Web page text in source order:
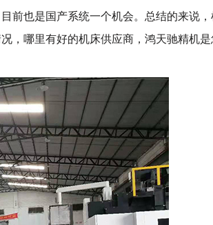
前也是国产系统一个机会。总结的来说
，哪里有好的机床供应商，鸿天驰精机